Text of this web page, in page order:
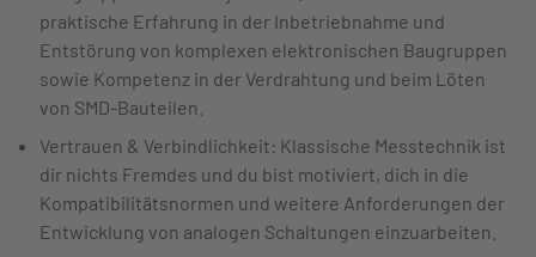
praktische Erfahrung in der Inbetriebnahme und
Entstörung von komplexen elektronischen Baugruppen
sowie Kompetenz in der Verdrahtung und beim Löten
von SMD-Bauteilen.
Vertrauen & Verbindlichkeit: Klassische Messtechnik ist
dir nichts Fremdes und du bist motiviert, dich in die
Kompatibilitätsnormen und weitere Anforderungen der
Entwicklung von analogen Schaltungen einzuarbeiten.